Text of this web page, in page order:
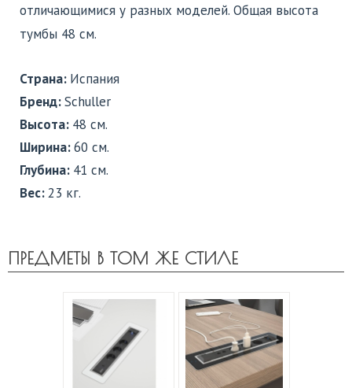
отличающимися у разных моделей. Общая высота
тумбы 48 см.
Страна: Испания
Бренд:Schuller
Высота: 48 см.
Ширина:60 см.
Глубина: 41 см.
Вес:23 кг.
ПРЕДМЕТЫ В ТОМ ЖЕ СТИЛЕ